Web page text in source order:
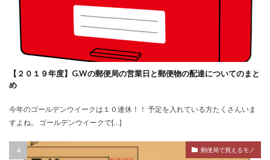
【２０１９年度】G.Wの郵便局の営業日と郵便物の配達についてのまと
め
今年のゴールデンウイークは１０連休！！ 予定を入れている方たくさんいま
すよね。 ゴールデンウイークで[…]
郵便局で買えるモノ